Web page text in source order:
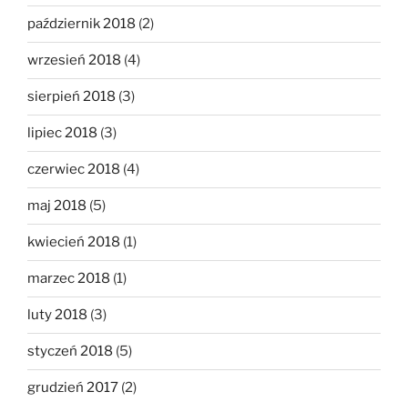
październik 2018 (2)
wrzesień 2018 (4)
sierpień 2018 (3)
lipiec 2018 (3)
czerwiec 2018 (4)
maj 2018 (5)
kwiecień 2018 (1)
marzec 2018 (1)
luty 2018 (3)
styczeń 2018 (5)
grudzień 2017 (2)